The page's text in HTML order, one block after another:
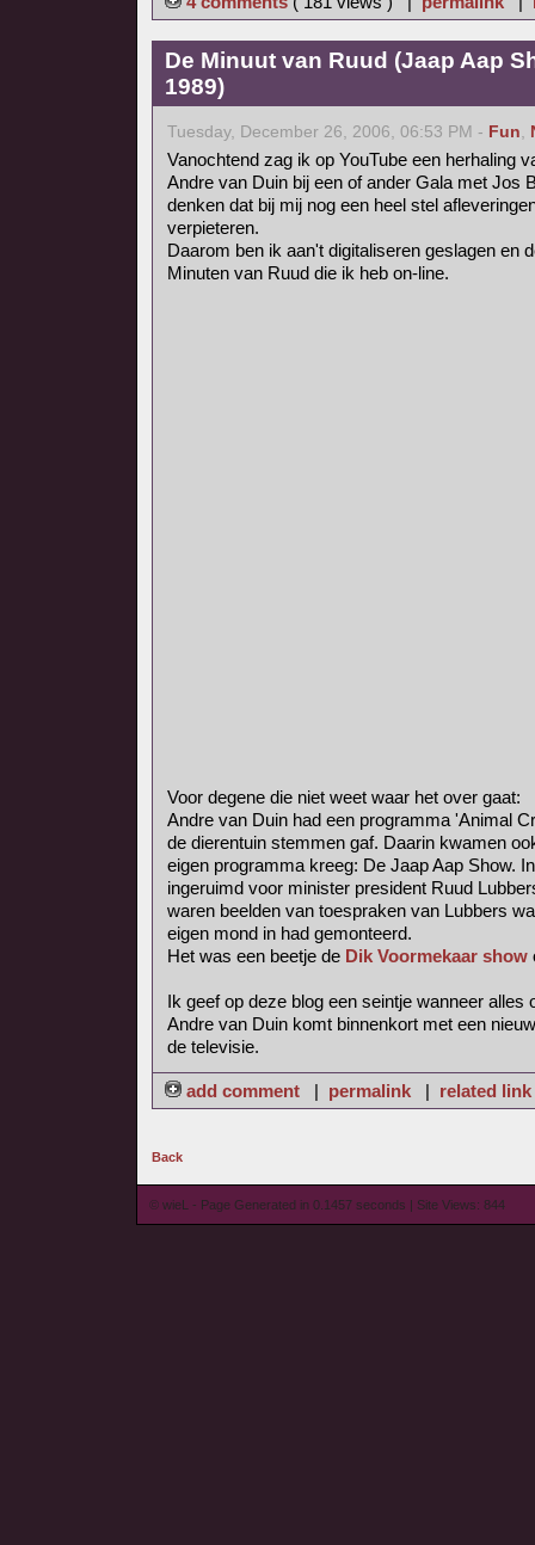
De Minuut van Ruud (Jaap Aap
1989)
Tuesday, December 26, 2006, 06:53 PM - Fun,
Vanochtend zag ik op YouTube een herhaling
Andre van Duin bij een of ander Gala met Jos
denken dat bij mij nog een heel stel
verpieteren.
Daarom ben ik aan't digitaliseren geslagen en
Minuten van Ruud die ik heb on-line.
Voor degene die niet weet waar het over gaat:
Andre van Duin had een programma 'Animal
de dierentuin stemmen gaf. Daarin kwamen
eigen programma kreeg: De Jaap Aap Show.
ingeruimd voor minister president Ruud
waren beelden van toespraken van Lubbers
eigen mond in had gemonteerd.
Het was een beetje de Dik Voormekaar show
Ik geef op deze blog een seintje wanneer alles
Andre van Duin komt binnenkort met een
de televisie.
add comment | permalink | related link
Back
© wieL - Page Generated in 0.1457 seconds | Site Views: 844